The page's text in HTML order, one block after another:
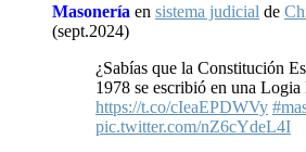
Masonería en sistema judicial de
(sept.2024)
¿Sabías que la Constitución
1978 se escribió en una Logia
https://t.co/cIeaEPDWVy
pic.twitter.com/nZ6cYdeL4I